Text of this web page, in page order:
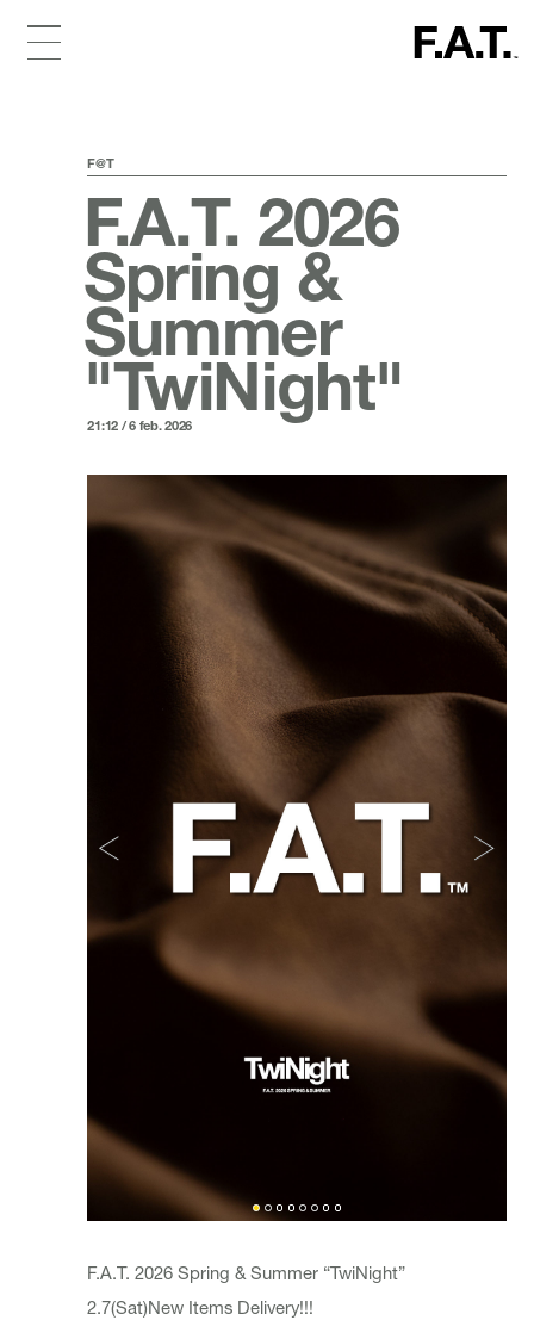
F@T
F.A.T. 2026
Spring &
Summer
"TwiNight"
21:12 / 6 feb. 2026
F.A.T. 2026 Spring & Summer “TwiNight”
2.7(Sat)New Items Delivery!!!